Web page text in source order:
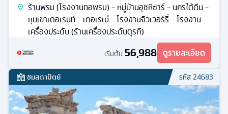
ร้านพรม (โรงงานทอพรม) - หมู่บ้านอุชหิซาร์ - นครใต้ดิน -
หุบเขาเดอเรนท์ - เกอเรเม่ - โรงงานจิวเวอร์รี่ - โรงงาน
เครื่องประดับ (ร้านเครื่องประดับตุรกี)
เริ่มต้น 56,988 ดูรายละเอียด
ชมสถาปัตย์ รหัส24683